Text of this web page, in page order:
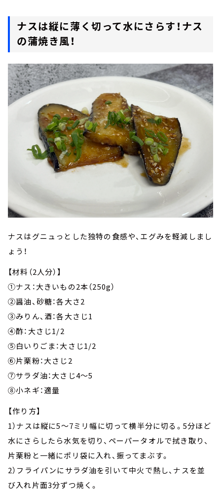
ナスは縦に薄く切って水にさらす！ナス
の蒲焼き風！
ナスはグニュっとした独特の食感や、エグみを軽減しまし
ょう！
【材料（2人分）】
①ナス：大きいもの2本（250g）
②醤油、砂糖：各大さ2
③みりん、酒：各大さじ1
④酢：大さじ1/2
⑤白いりごま：大さじ1/2
⑥片栗粉：大さじ2
⑦サラダ油：大さじ4～5
⑧小ネギ：適量
【作り方】
1）ナスは縦に5～7ミリ幅に切って横半分に切る。5分ほど
水にさらしたら水気を切り、ペーパータオルで拭き取り、
片栗粉と一緒にポリ袋に入れ、振ってまぶす。
2）フライパンにサラダ油を引いて中火で熱し、ナスを並
び入れ片面3分ずつ焼く。